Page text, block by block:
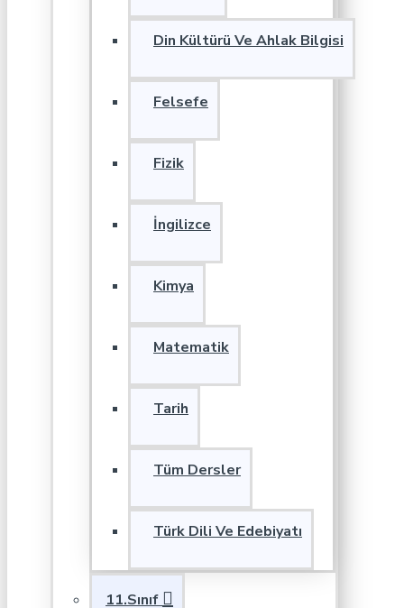
Din Kültürü Ve Ahlak Bilgisi
Felsefe
Fizik
İngilizce
Kimya
Matematik
Tarih
Tüm Dersler
Türk Dili Ve Edebiyatı
11.Sınıf